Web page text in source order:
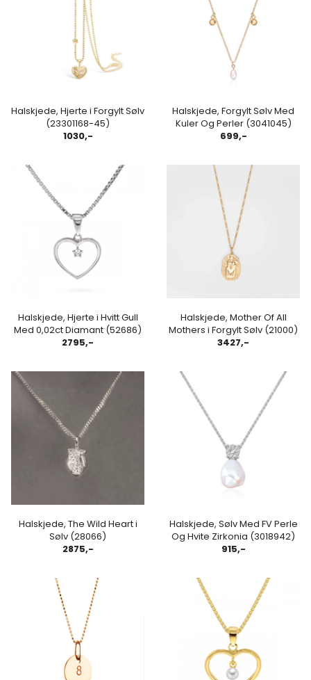
Halskjede, Hjerte i Forgylt Sølv
(23301168-45)
1030,-
Halskjede, Forgylt Sølv Med
Kuler Og Perler (3041045)
699,-
Halskjede, Hjerte i Hvitt Gull
Med 0,02ct Diamant (52686)
2795,-
Halskjede, Mother Of All
Mothers i Forgylt Sølv (21000)
3427,-
Halskjede, The Wild Heart i
Sølv (28066)
2875,-
Halskjede, Sølv Med FV Perle
Og Hvite Zirkonia (3018942)
915,-